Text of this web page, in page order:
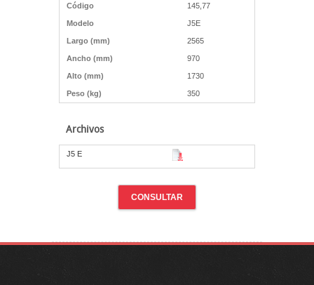
Código 145,77
Modelo J5E
Largo (mm) 2565
Ancho (mm) 970
Alto (mm) 1730
Peso (kg) 350
Archivos
J5 E
CONSULTAR